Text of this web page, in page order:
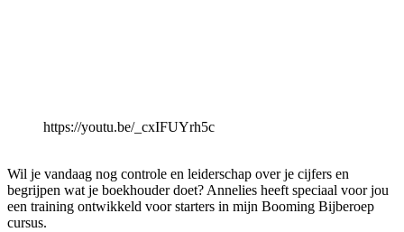
https://youtu.be/_cxIFUYrh5c
Wil je vandaag nog controle en leiderschap over je cijfers en
begrijpen wat je boekhouder doet? Annelies heeft speciaal voor jou
een training ontwikkeld voor starters in mijn Booming Bijberoep
cursus.